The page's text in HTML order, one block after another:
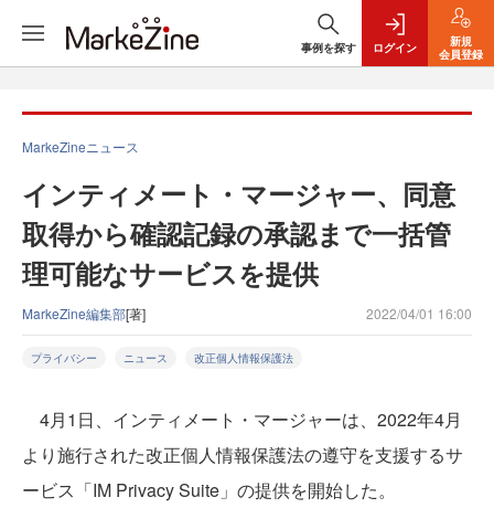
事例を探す ログイン
新規
会員登録
MarkeZineニュース
インティメート・マージャー、同意
取得から確認記録の承認まで一括管
理可能なサービスを提供
MarkeZine編集部[著] 2022/04/01 16:00
プライバシー ニュース 改正個人情報保護法
4月1日、インティメート・マージャーは、2022年4月
より施行された改正個人情報保護法の遵守を支援するサ
ービス「IM Privacy Suite」の提供を開始した。